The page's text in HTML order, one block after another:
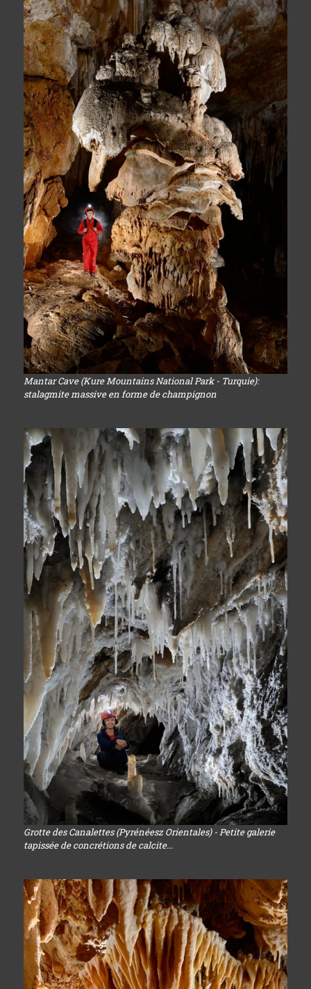
Mantar Cave (Kure Mountains National Park - Turquie):
stalagmite massive en forme de champignon
Grotte des Canalettes (Pyrénéesz Orientales) - Petite galerie
tapissée de concrétions de calcite...